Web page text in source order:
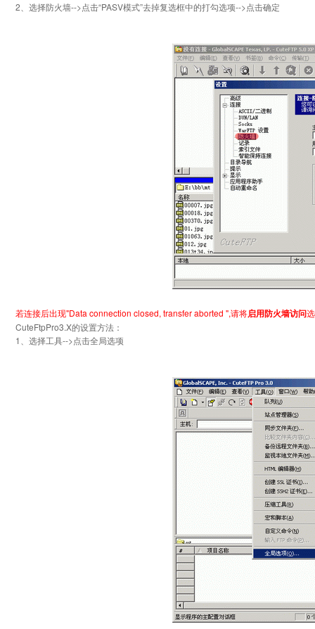
2、选择防火墙-->点击“PASV模式”去掉复选框中的打勾选项-->点击确定
若连接后出现"Data connection closed, transfer aborted ",请将启用防火墙访问
CuteFtpPro3.X的设置方法：
1、选择工具-->点击全局选项